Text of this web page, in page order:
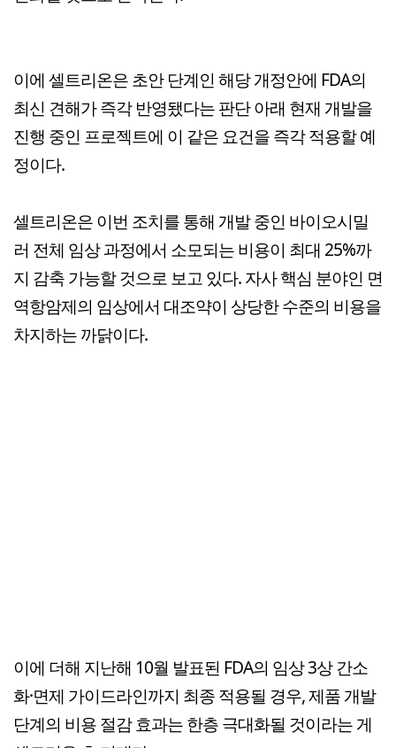
이에 셀트리온은 초안 단계인 해당 개정안에 FDA의
최신 견해가 즉각 반영됐다는 판단 아래 현재 개발을
진행 중인 프로젝트에 이 같은 요건을 즉각 적용할 예
정이다.
셀트리온은 이번 조치를 통해 개발 중인 바이오시밀
러 전체 임상 과정에서 소모되는 비용이 최대 25%까
지 감축 가능할 것으로 보고 있다. 자사 핵심 분야인 면
역항암제의 임상에서 대조약이 상당한 수준의 비용을
차지하는 까닭이다.
이에 더해 지난해 10월 발표된 FDA의 임상 3상 간소
화·면제 가이드라인까지 최종 적용될 경우, 제품 개발
단계의 비용 절감 효과는 한층 극대화될 것이라는 게